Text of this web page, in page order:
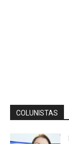
COLUNISTAS